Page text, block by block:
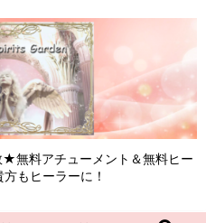
無料アチューメント＆無料ヒー
もヒーラーに！